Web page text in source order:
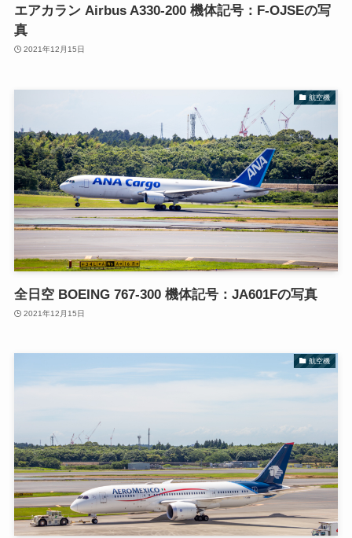
エアカラン Airbus A330-200 機体記号：F-OJSEの写
真
2021年12月15日
航空機
全日空 BOEING 767-300 機体記号：JA601Fの写真
2021年12月15日
航空機